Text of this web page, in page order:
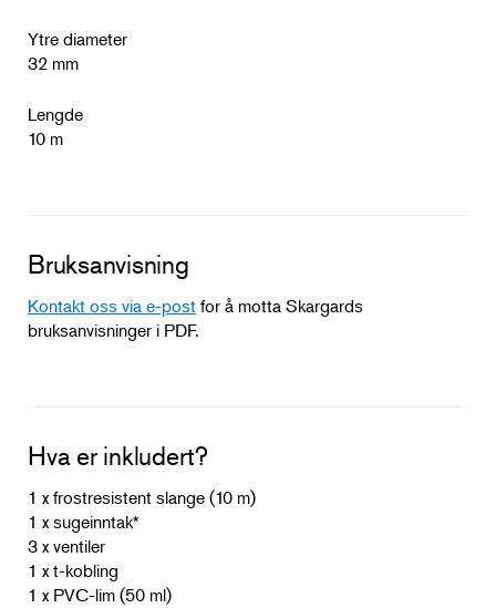
Ytre diameter
32 mm
Lengde
10 m
Bruksanvisning
Kontakt oss via e-post for å motta Skargards
bruksanvisninger i PDF.
Hva er inkludert?
1 x frostresistent slange (10 m)
1 x sugeinntak*
3 x ventiler
1 x t-kobling
1 x PVC-lim (50 ml)